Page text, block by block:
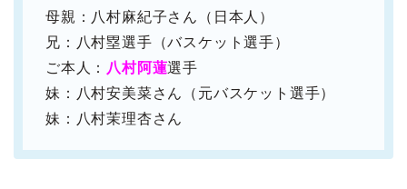
母親：八村麻紀子さん（日本人）
兄：八村塁選手（バスケット選手）
ご本人： 八村阿蓮選手
妹：八村安美菜さん（元バスケット選手）
妹：八村茉理杏さん